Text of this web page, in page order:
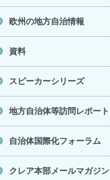
欧州の地方自治情報
資料
スピーカーシリーズ
地方自治体等訪問レポート
自治体国際化フォーラム
クレア本部メールマガジン